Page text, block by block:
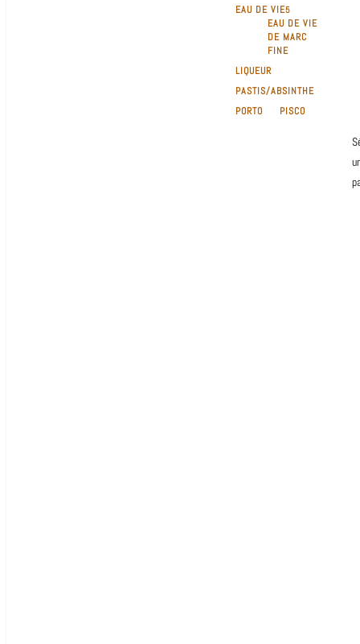
EAU DE VIE
EAU DE VIE
DE MARC
FINE
LIQUEUR
PASTIS/ABSINTHE
PORTO
PISCO